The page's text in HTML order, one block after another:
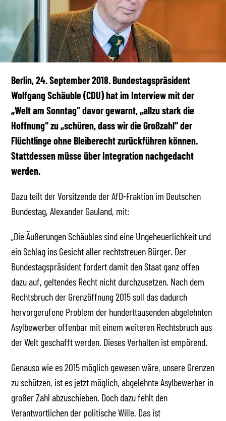
Berlin, 24. September 2018. Bundestagspräsident
Wolfgang Schäuble (CDU) hat im Interview mit der
„Welt am Sonntag“ davor gewarnt, „allzu stark die
Hoffnung“ zu „schüren, dass wir die Großzahl“ der
Flüchtlinge ohne Bleiberecht zurückführen können.
Stattdessen müsse über Integration nachgedacht
werden.
Dazu teilt der Vorsitzende der AfD-Fraktion im Deutschen
Bundestag, Alexander Gauland, mit:
„Die Äußerungen Schäubles sind eine Ungeheuerlichkeit und
ein Schlag ins Gesicht aller rechtstreuen Bürger. Der
Bundestagspräsident fordert damit den Staat ganz offen
dazu auf, geltendes Recht nicht durchzusetzen. Nach dem
Rechtsbruch der Grenzöffnung 2015 soll das dadurch
hervorgerufene Problem der hunderttausenden abgelehnten
Asylbewerber offenbar mit einem weiteren Rechtsbruch aus
der Welt geschafft werden. Dieses Verhalten ist empörend.
Genauso wie es 2015 möglich gewesen wäre, unsere Grenzen
zu schützen, ist es jetzt möglich, abgelehnte Asylbewerber in
großer Zahl abzuschieben. Doch dazu fehlt den
Verantwortlichen der politische Wille. Das ist